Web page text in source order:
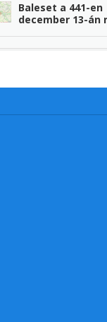
Baleset a 441-en
december 13-án